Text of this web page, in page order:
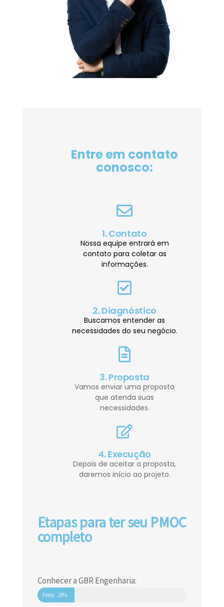
Entre em contato
conosco:
1. Contato
Nossa equipe entrará em
contato para coletar as
informações.
2. Diagnóstico
Buscamos entender as
necessidades do seu negócio.
3. Proposta
Vamos enviar uma proposta
que atenda suas
necessidades.
4. Execução
Depois de aceitar a proposta,
daremos início ao projeto.
Etapas para ter seu PMOC
completo
Conhecer a GBR Engenharia:
Feito 25%